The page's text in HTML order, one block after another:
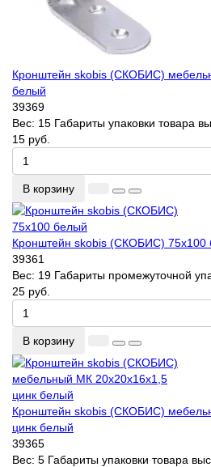
Кронштейн skobis (СКОБИС)
белый
39369
Вес: 15 Габариты упаковки товара
15 руб.
В корзину
Кронштейн skobis (СКОБИС) 75x100
39361
Вес: 19 Габариты промежуточной
25 руб.
В корзину
Кронштейн skobis (СКОБИС)
цинк белый
39365
Вес: 5 Габариты упаковки товара